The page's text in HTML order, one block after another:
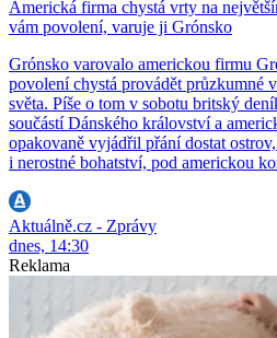
Americká firma chystá vrty na
vám povolení, varuje ji Grónsko
Grónsko varovalo americkou firmu
povolení chystá provádět průzkumné
světa. Píše o tom v sobotu britský
součástí Dánského království a
opakovaně vyjádřil přání dostat
i nerostné bohatství, pod americkou
Aktuálně.cz - Zprávy
dnes, 14:30
Reklama